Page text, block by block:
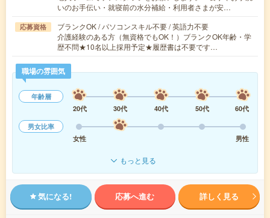
いのお手伝い・就寝前の水分補給・利用者さまが安…
応募資格
ブランクOK / パソコンスキル不要 / 英語力不要
介護経験のある方（無資格でもOK！）ブランクOK年齢・学
歴不問★10名以上採用予定★履歴書は不要です…
職場の雰囲気
年齢層
20代
30代 40代 50代
60代
男女比率
女性
男性
もっと見る
気になる! 応募へ進む 詳しく見る